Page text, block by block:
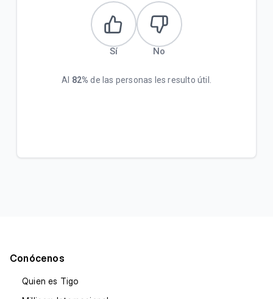
Sí No
Al 82% de las personas les resulto útil.
Conócenos
Quien es Tigo